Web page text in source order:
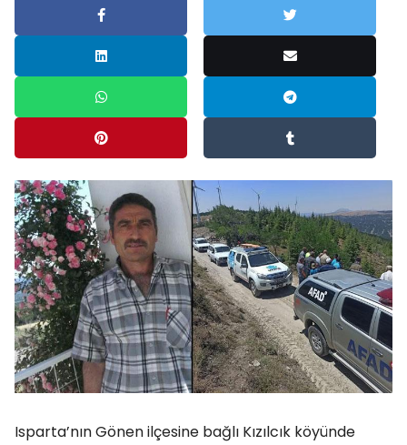
Isparta’nın Gönen ilçesine bağlı Kızılcık köyünde